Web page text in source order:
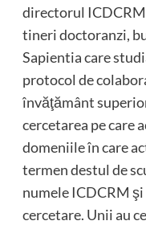
directorul
tineri doctoranzi,
Sapientia care
protocol de
învăţământ
cercetarea pe care
domeniile în care
termen destul de
numele ICDCRM şi
cercetare. Unii au